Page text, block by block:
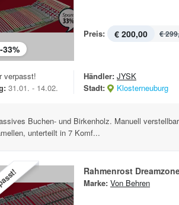
-33%
Preis: € 200,00 €
verpasst!
31.01. - 14.02.
Händler: JYSK
Stadt:
Klosterneuburg
Buchen- und Birkenholz. Manuell
unterteilt in 7 Komf...
Rahmenrost
Marke: Von Behren